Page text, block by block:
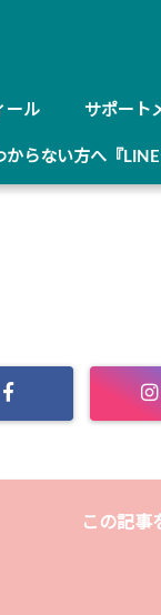
ール サポート
からない方へ『
この記事